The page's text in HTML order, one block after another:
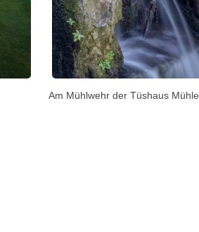
Am Mühlwehr der Tüshaus Mühle